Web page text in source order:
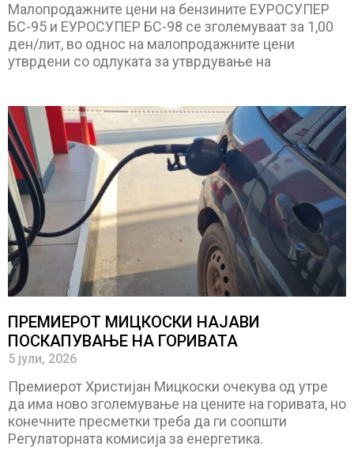
Малопродажните цени на бензините ЕУРОСУПЕР
БС-95 и ЕУРОСУПЕР БС-98 се зголемуваат за 1,00
ден/лит, во однос на малопродажните цени
утврдени со одлуката за утврдување на
ПРЕМИЕРОТ МИЦКОСКИ НАЈАВИ
ПОСКАПУВАЊЕ НА ГОРИВАТА
5 јули, 2026
Премиерот Христијан Мицкоски очекува од утре
да има ново зголемување на цените на горивата, но
конечните пресметки треба да ги соопшти
Регулаторната комисија за енергетика.